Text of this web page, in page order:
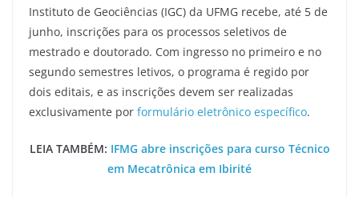
Instituto de Geociências (IGC) da UFMG recebe, até 5 de
junho, inscrições para os processos seletivos de
mestrado e doutorado. Com ingresso no primeiro e no
segundo semestres letivos, o programa é regido por
dois editais, e as inscrições devem ser realizadas
exclusivamente por formulário eletrônico específico.
LEIA TAMBÉM: IFMG abre inscrições para curso Técnico
em Mecatrônica em Ibirité